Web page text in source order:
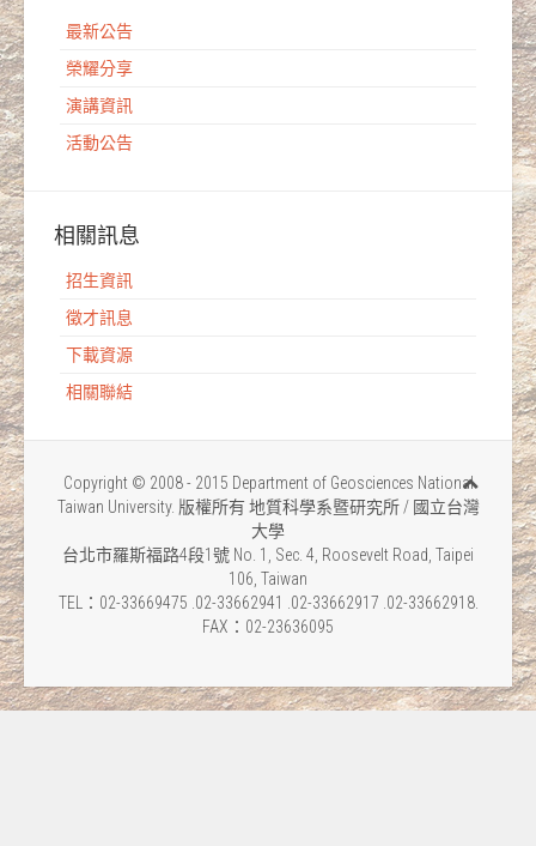
最新公告
榮耀分享
演講資訊
活動公告
相關訊息
招生資訊
徵才訊息
下載資源
相關聯結
Copyright © 2008 - 2015 Department of Geosciences National
Taiwan University. 版權所有 地質科學系暨研究所 / 國立台灣
大學
台北市羅斯福路4段1號 No. 1, Sec. 4, Roosevelt Road, Taipei
106, Taiwan
TEL：02-33669475 .02-33662941 .02-33662917 .02-33662918.
FAX：02-23636095